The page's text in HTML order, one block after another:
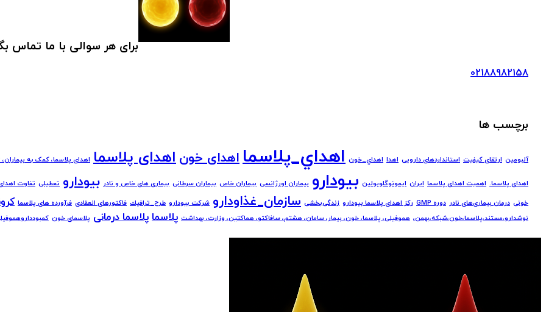
برای هر سوالی با ما تماس
02188982158
برچسب ها
آلبومین ارتقای کیفیت استانداردهای دارویی اهدا اهداي_خون اهداي_پلاسمااهدای خون اهدای پلاسما اهدای پلاسما، کمک به
اهدای پلاسما. اهمیت اهدای پلاسما ايران ایمونوگلوبولین بيودارو بیماران اورژانسی بیماران خاص بیماران سرطانی بیماری های خاص و نادر بیودارو تعطیلی تفاوت
خونی درمان بیماری‌های نادر دوره GMP رکز اهدای پلاسما بیودارو زندگی‌بخشی سازمان_غذاودارو شرکت بیودارو طرح_ترافيك فاکتورهای انعقادی فرآورده های پلاسما
نوشدارو،مستند،پلاسما،خون،شبکه،بهمن، هموفیلی، پلاسما، خون، بیمار، سامان، هشتم، سافاکتو، هماکتین، وزارت، بهداشت پلاسما پلاسما درمانی پلاسمای خون